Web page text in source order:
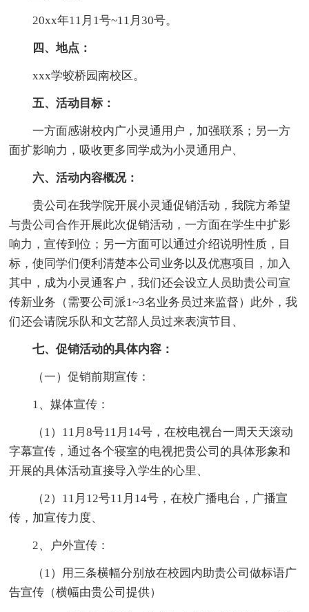
20xx年11月1号~11月30号。
四、地点：
xxx学蛟桥园南校区。
五、活动目标：
一方面感谢校内广小灵通用户，加强联系；另一方
面扩影响力，吸收更多同学成为小灵通用户、
六、活动内容概况：
贵公司在我学院开展小灵通促销活动，我院方希望
与贵公司合作开展此次促销活动，一方面在学生中扩影
响力，宣传到位；另一方面可以通过介绍说明性质，目
标，使同学们便利清楚本公司业务以及优惠项目，加入
其中，成为小灵通客户，我们还会设立人员助贵公司宣
传新业务（需要公司派1~3名业务员过来监督）此外，我
们还会请院乐队和文艺部人员过来表演节目、
七、促销活动的具体内容：
（一）促销前期宣传：
1、媒体宣传：
（1）11月8号11月14号，在校电视台一周天天滚动
字幕宣传，通过各个寝室的电视把贵公司的具体形象和
开展的具体活动直接导入学生的心里、
（2）11月12号11月14号，在校广播电台，广播宣
传，加宣传力度、
2、户外宣传：
（1）用三条横幅分别放在校园内助贵公司做标语广
告宣传（横幅由贵公司提供）